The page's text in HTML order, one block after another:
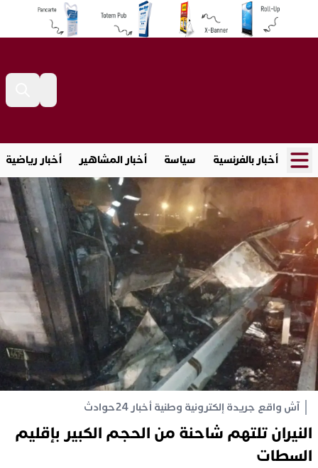
أخبار بالفرنسية سياسة أخبار المشاهير أخبار رياضية
آش واقع جريدة إلكترونية وطنية أخبار 24 حوادث
النيران تلتهم شاحنة من الحجم الكبير بإقليم
السطات